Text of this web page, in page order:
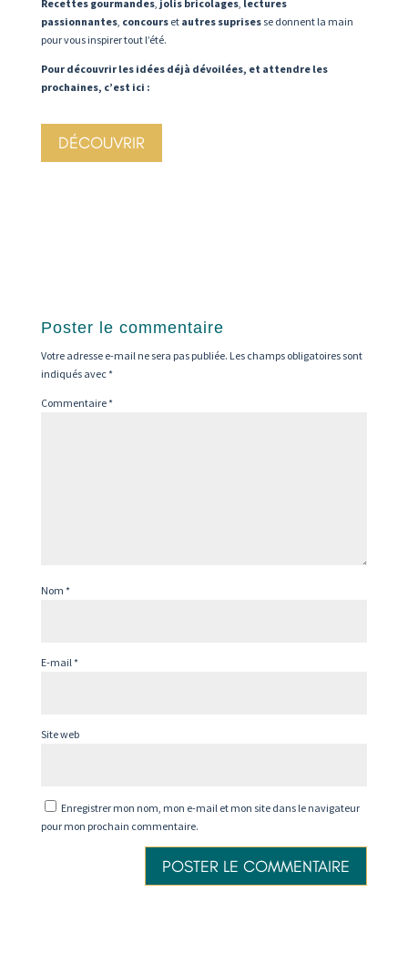
Recettes gourmandes, jolis bricolages, lectures
passionnantes, concourset autres suprisesse donnent la main
pour vous inspirer tout l’été.
Pour découvrir les idées déjà dévoilées, et attendre les
prochaines, c’est ici :
DÉCOUVRIR
Poster le commentaire
Votre adresse e-mail ne sera pas publiée. Les champs obligatoires sont
indiqués avec*
Commentaire*
Nom *
E-mail*
Site web
Enregistrer mon nom, mon e-mail et mon site dans le navigateur
pour mon prochain commentaire.